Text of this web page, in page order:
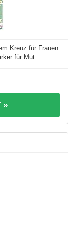
Kreuz für Frauen
für Mut ...
»